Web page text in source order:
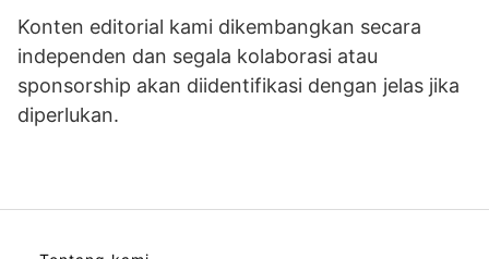
Konten editorial kami dikembangkan secara
independen dan segala kolaborasi atau
sponsorship akan diidentifikasi dengan jelas jika
diperlukan.